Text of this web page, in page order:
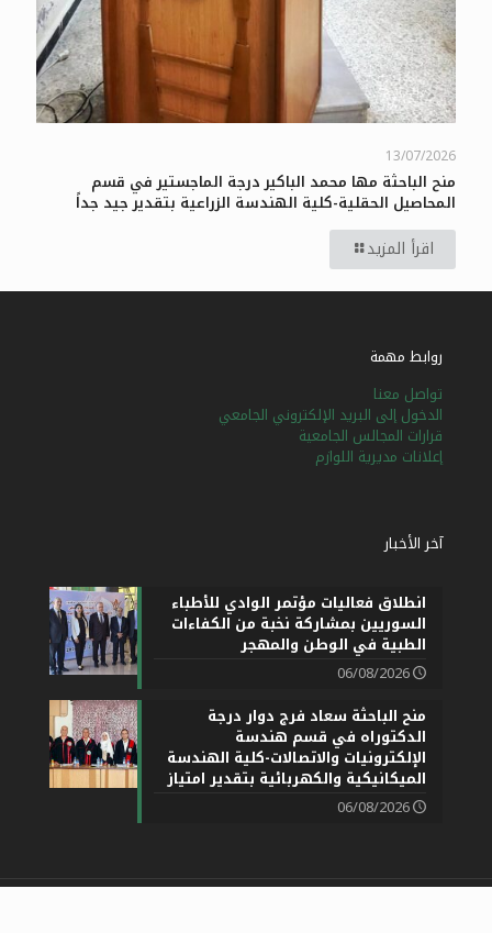
13/07/2026
منح الباحثة مها محمد الباكير درجة الماجستير في قسم
المحاصيل الحقلية-كلية الهندسة الزراعية بتقدير جيد جداً
اقرأ المزيد
روابط مهمة
تواصل معنا
الدخول إلى البريد الإلكتروني الجامعي
قرارات المجالس الجامعية
إعلانات مديرية اللوازم
آخر الأخبار
انطلاق فعاليات مؤتمر الوادي للأطباء
السوريين بمشاركة نخبة من الكفاءات
الطبية في الوطن والمهجر
06/08/2026
منح الباحثة سعاد فرج دوار درجة
الدكتوراه في قسم هندسة
الإلكترونيات والاتصالات-كلية الهندسة
الميكانيكية والكهربائية بتقدير امتياز
06/08/2026